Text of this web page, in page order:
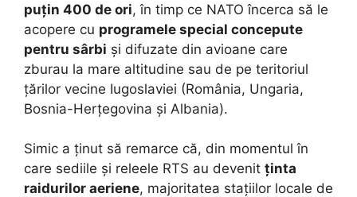
puțin 400 de ori, în timp ce NATO încerca să le
acopere cu programele special concepute
pentru sârbi și difuzate din avioane care
zburau la mare altitudine sau de pe teritoriul
țărilor vecine Iugoslaviei (România, Ungaria,
Bosnia-Herțegovina și Albania).
Simic a ținut să remarce că, din momentul în
care sediile și releele RTS au devenit ținta
raidurilor aeriene, majoritatea stațiilor locale de